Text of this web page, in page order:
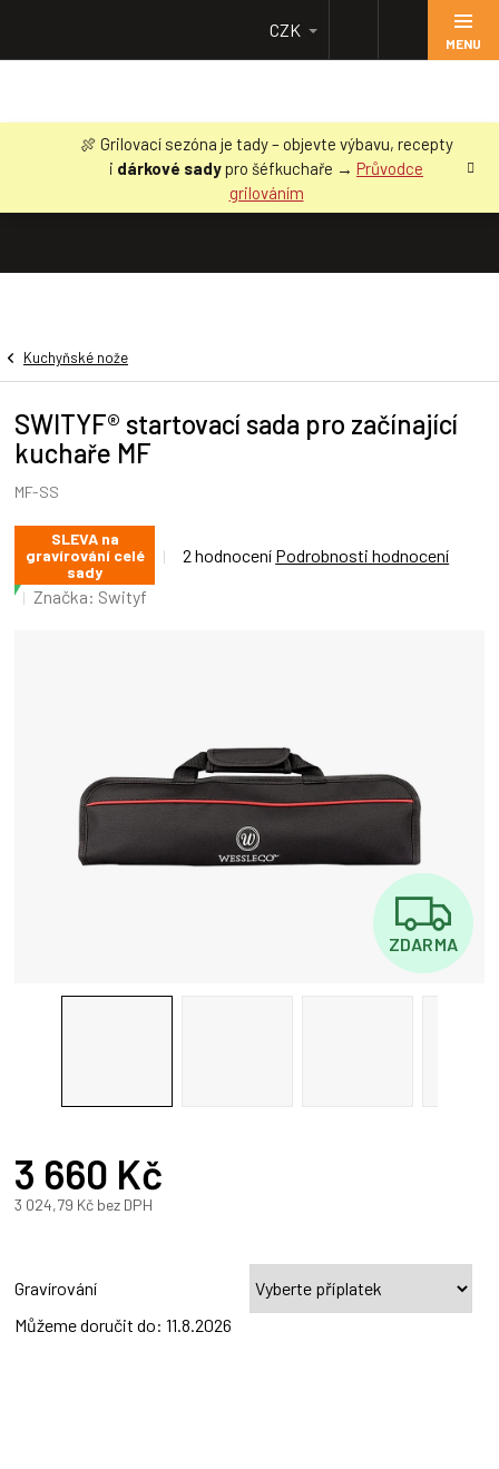
obsah
🍖 Grilovací sezóna je tady – objevte výbavu, recepty
i dárkové sadypro šéfkuchaře → Průvodce
grilováním
CZK
Kuchyňské nože
SWITYF® startovací sada pro začínající
kuchaře MF
MF-SS
SLEVA na
gravírování celé
sady
Průměrné
2 hodnocení Podrobnosti hodnocení
Značka: Swityf
Z
D
ZDARMA
3 660 Kč
3 024,79 Kč bez DPH
Gravírování
Můžeme doručit do: 11.8.2026